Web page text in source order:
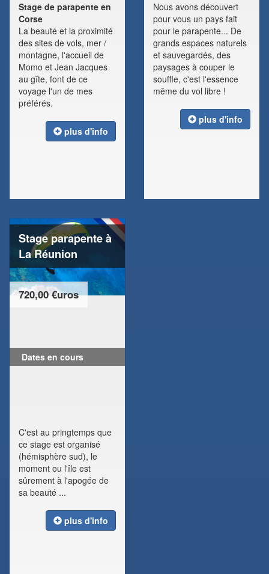
Stage de parapente en
Corse
La beauté et la proximité
des sites de vols, mer /
montagne, l'accueil de
Momo et Jean Jacques
au gîte, font de ce
voyage l'un de mes
préférés.
plus d'info
Nous avons découvert
pour vous un pays fait
pour le parapente... De
grands espaces naturels
et sauvegardés, des
paysages à couper le
souffle, c'est l'essence
même du vol libre !
plus d'info
Stage parapente à
La Réunion
720,00 €uros
Dates en cours
C'est au pringtemps que
ce stage est organisé
(hémisphère sud), le
moment ou l'île est
sûrement à l'apogée de
sa beauté ...
plus d'info